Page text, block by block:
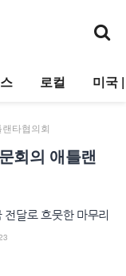
로컬 미국
타협의회
회의 애틀랜
달로 흐뭇한 마무리